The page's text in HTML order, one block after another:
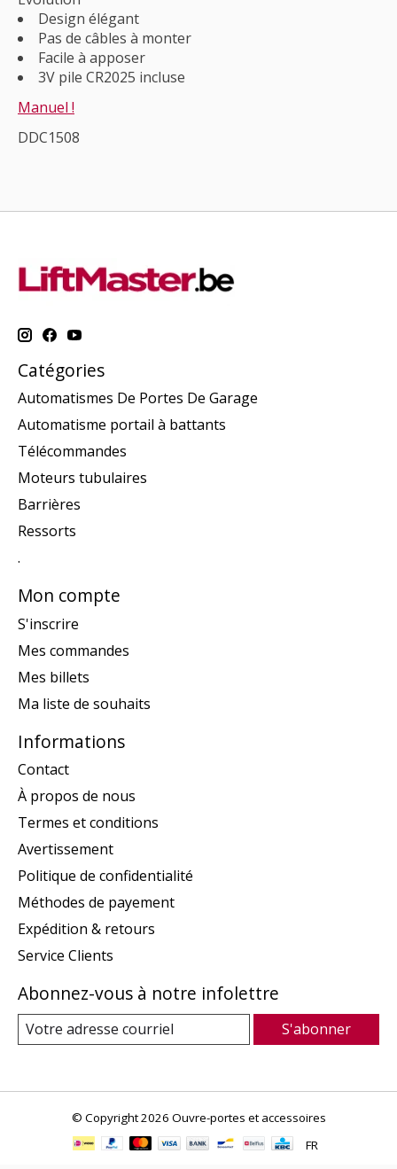
Design élégant
Pas de câbles à monter
Facile à apposer
3V pile CR2025 incluse
Manuel !
DDC1508
Catégories
Automatismes De Portes De Garage
Automatisme portail à battants
Télécommandes
Moteurs tubulaires
Barrières
Ressorts
.
Mon compte
S'inscrire
Mes commandes
Mes billets
Ma liste de souhaits
Informations
Contact
À propos de nous
Termes et conditions
Avertissement
Politique de confidentialité
Méthodes de payement
Expédition & retours
Service Clients
Abonnez-vous à notre infolettre
S'abonner
© Copyright 2026 Ouvre-portes et accessoires
FR